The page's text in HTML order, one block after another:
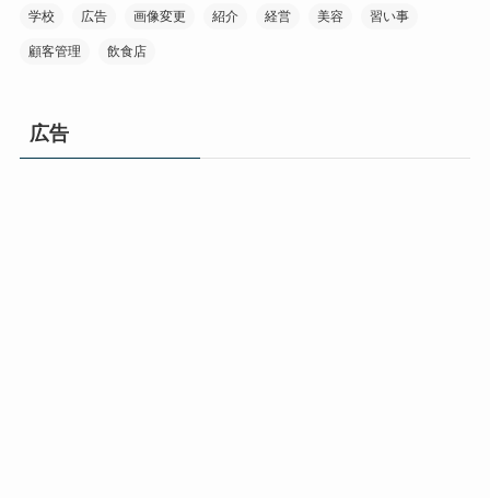
学校 広告 画像変更 紹介 経営 美容 習い事
顧客管理 飲食店
広告